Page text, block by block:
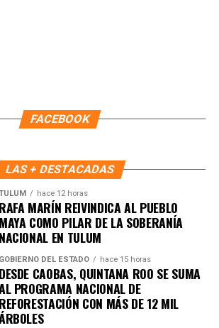
al canal oficial de WhatsApp de
Podery recibe las noticias más
al canal de WhatsApp
FACEBOOK
LAS + DESTACADAS
hace 12 horas
RAFA MARÍN REIVINDICA AL PUEBLO
MAYA COMO PILAR DE LA SOBERANÍA
NACIONAL EN TULUM
GOBIERNO DEL ESTADO hace 15 horas
DESDE CAOBAS, QUINTANA ROO SE SUMA
PROGRAMA NACIONAL DE
REFORESTACIÓN CON MÁS DE 12 MIL